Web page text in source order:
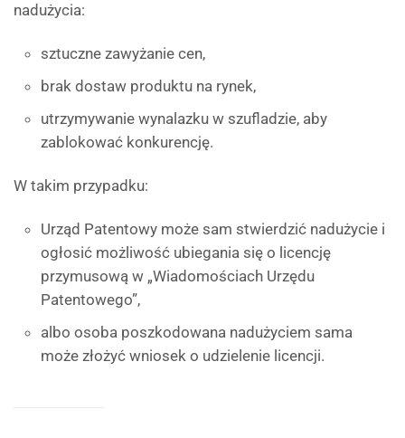
nadużycia:
sztuczne zawyżanie cen,
brak dostaw produktu na rynek,
utrzymywanie wynalazku w szufladzie, aby
zablokować konkurencję.
W takim przypadku:
Urząd Patentowy może sam stwierdzić nadużycie i
ogłosić możliwość ubiegania się o licencję
przymusową w „Wiadomościach Urzędu
Patentowego”,
albo osoba poszkodowana nadużyciem sama
może złożyć wniosek o udzielenie licencji.